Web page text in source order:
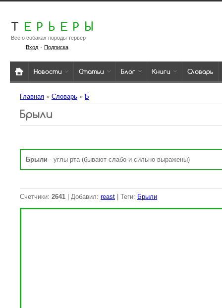
Т ЕРЬЕРЫ
Всё о собаках породы терьер
Вход· Подписка
Новости Статьи Блог Книги Словарь
Главная » Словарь » Б
Брыли
Брыли - углы рта (бывают слабо и сильно выражены)
Счетчики: 2641 Добавил: reast Теги: Брыли